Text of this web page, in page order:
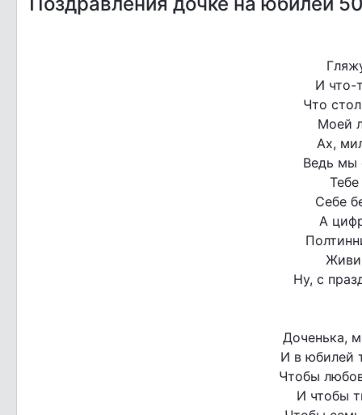
И что-
Что
Моей
Ах,
Ведь мы
Себе
А
Живи
Ну, с
Доченька,
И в юбилей
Чтобы
И чтобы